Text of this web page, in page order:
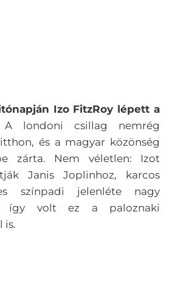
Izo FitzRoy lépett a
A londoni csillag nemrég
és a magyar közönség
zárta. Nem véletlen: Izot
Janis Joplinhoz, karcos
színpadi jelenléte nagy
így volt ez a paloznaki
is.